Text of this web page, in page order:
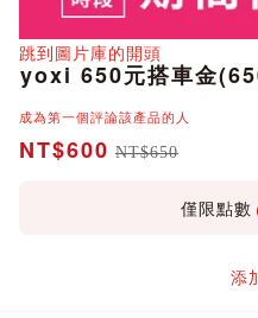
跳到圖片庫的開頭
分享
yoxi 650元搭車金
成為第一個評論該產品的人
NT$600 NT$650
僅限點數
添